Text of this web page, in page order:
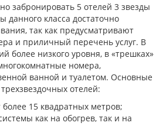
забронировать 5 отелей 3 звезды
данного класса достаточно
так как предусматривают
и приличный перечень услуг. В
более низкого уровня, в «трешках»
номера,
ванной и туалетом. Основные
отелей:
15 квадратных метров;
как на обогрев, так и на